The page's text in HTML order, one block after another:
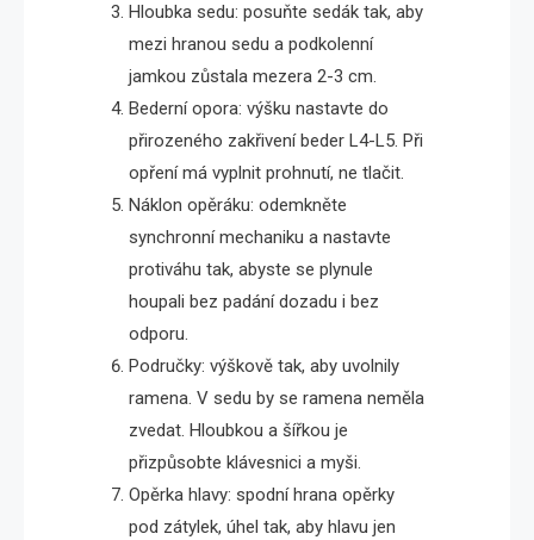
Hloubka sedu: posuňte sedák tak, aby
mezi hranou sedu a podkolenní
jamkou zůstala mezera 2-3 cm.
Bederní opora: výšku nastavte do
přirozeného zakřivení beder L4-L5. Při
opření má vyplnit prohnutí, ne tlačit.
Náklon opěráku: odemkněte
synchronní mechaniku a nastavte
protiváhu tak, abyste se plynule
houpali bez padání dozadu i bez
odporu.
Područky: výškově tak, aby uvolnily
ramena. V sedu by se ramena neměla
zvedat. Hloubkou a šířkou je
přizpůsobte klávesnici a myši.
Opěrka hlavy: spodní hrana opěrky
pod zátylek, úhel tak, aby hlavu jen